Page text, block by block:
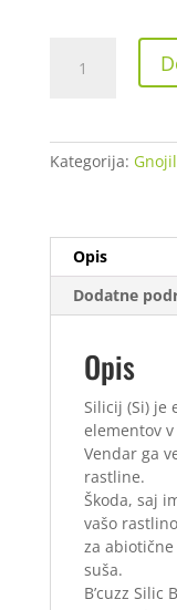
Boost
50
Kategorija:
Opis
Dodatne
Opis
Silicij (Si) je
elementov
Vendar ga
rastline.
Škoda, saj
vašo
za
suša.
B’cuzz